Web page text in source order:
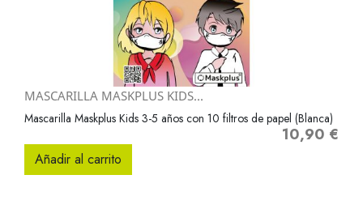
MASCARILLA MASKPLUS KIDS...
Mascarilla Maskplus Kids 3-5 años con 10 filtros de papel (Blanca)
Precio
10,90 €
Añadir al carrito